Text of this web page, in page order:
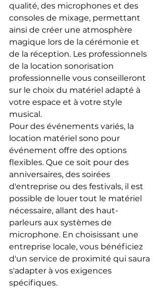
qualité, des microphones et des
consoles de mixage, permettant
ainsi de créer une atmosphère
magique lors de la cérémonie et
de la réception. Les professionnels
de la location sonorisation
professionnelle vous conseilleront
sur le choix du matériel adapté à
votre espace et à votre style
musical.
Pour des événements variés, la
location matériel sono pour
événement offre des options
flexibles. Que ce soit pour des
anniversaires, des soirées
d'entreprise ou des festivals, il est
possible de louer tout le matériel
nécessaire, allant des haut-
parleurs aux systèmes de
microphone. En choisissant une
entreprise locale, vous bénéficiez
d'un service de proximité qui saura
s'adapter à vos exigences
spécifiques.